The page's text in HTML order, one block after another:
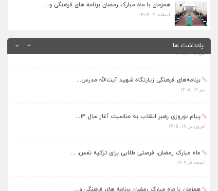
همزمان با ماه مبارک رمضان برنامه های فرهنگی و...
اسفند ۴, ۱۴۰۴
یادداشت ها
اسفند ۴, ۱۴۰۴
تیر ۱۴, ۱۴۰۵
فروردین ۱۸, ۱۴۰۵
اسفند ۵, ۱۴۰۴
اسفند ۴, ۱۴۰۴